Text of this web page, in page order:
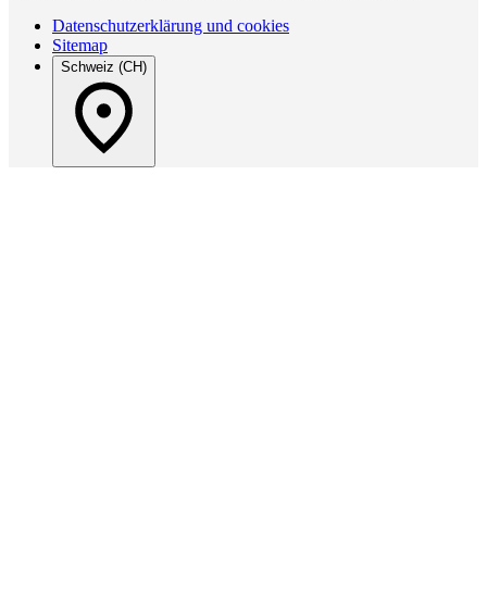
Datenschutzerklärung und cookies
Sitemap
Schweiz (CH)